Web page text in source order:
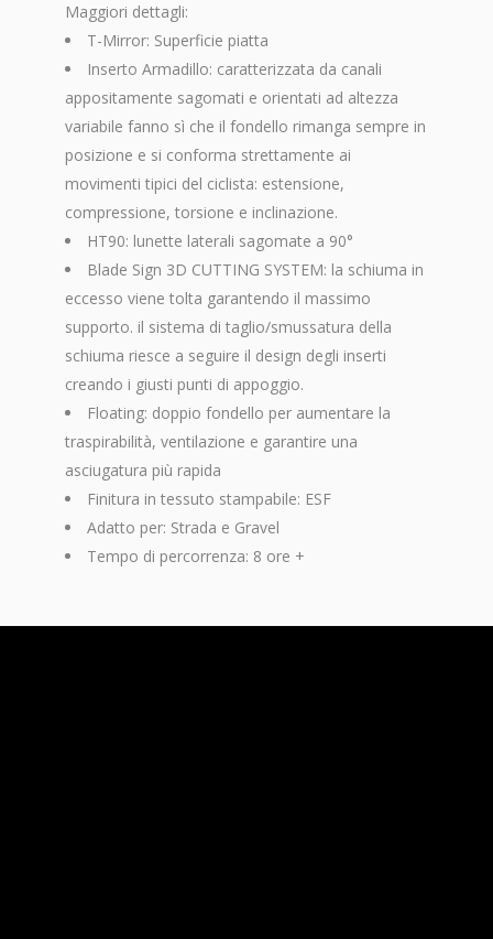
Maggiori dettagli:
T-Mirror: Superficie piatta
Inserto Armadillo: caratterizzata da canali
appositamente sagomati e orientati ad altezza
variabile fanno sì che il fondello rimanga sempre in
posizione e si conforma strettamente ai
movimenti tipici del ciclista: estensione,
compressione, torsione e inclinazione.
HT90: lunette laterali sagomate a 90°
Blade Sign 3D CUTTING SYSTEM: la schiuma in
eccesso viene tolta garantendo il massimo
supporto. il sistema di taglio/smussatura della
schiuma riesce a seguire il design degli inserti
creando i giusti punti di appoggio.
Floating: doppio fondello per aumentare la
traspirabilità, ventilazione e garantire una
asciugatura più rapida
Finitura in tessuto stampabile: ESF
Adatto per: Strada e Gravel
Tempo di percorrenza: 8 ore +